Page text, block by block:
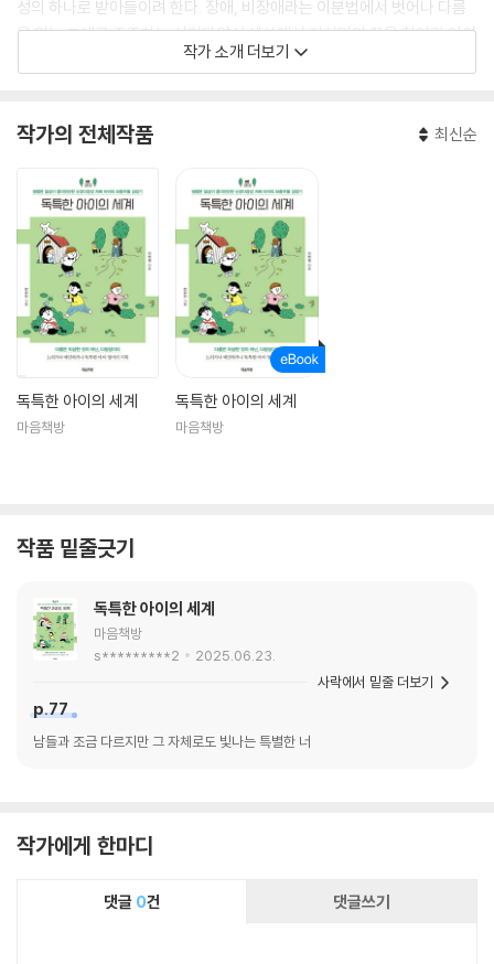
성의 하나로 받아들이려 한다. 장애, 비장애라는 이분법에서 벗어나 다름
을 있는 그대로 존중하는 신경다양성 세상에서 자신만의 꿈을 찾아갈 아이
를 너른 마음으로 기다리고 있다.작가 소개 더보기
작가의 전체작품 최신순
독특한 아이의 세계
마음책방
독특한 아이의 세계
마음책방
작품 밑줄긋기
독특한 아이의 세계
마음책방
s*********2
2025.06.23.
p.77
남들과 조금 다르지만 그 자체로도 빛나는 특별한 너
사락에서 밑줄 더보기
작가에게 한마디
댓글 0건 댓글쓰기